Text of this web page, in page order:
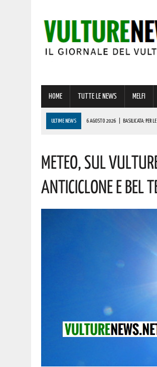
HOME TUTTE LE NEWS MELFI
ULTIME NEWS 6 AGOSTO 2026 BASILICATA: PER
6 AGOSTO 2026 | LUCE E GAS, PREZZI IN AUMENTO A
6 AGOSTO 2026 BARILE ENTRA NEL VIVO
Meteo, Sul
Anticiclone E Bel